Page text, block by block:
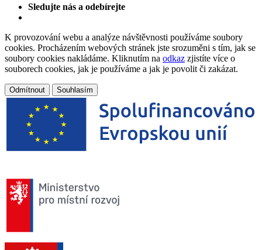
Sledujte nás a odebírejte
K provozování webu a analýze návštěvnosti používáme soubory
cookies. Procházením webových stránek jste srozuměni s tím, jak se
soubory cookies nakládáme. Kliknutím na odkaz zjistíte více o
souborech cookies, jak je používáme a jak je povolit či zakázat.
Odmítnout Souhlasím